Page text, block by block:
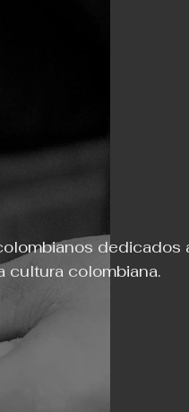
dedicados
cultura colombiana.